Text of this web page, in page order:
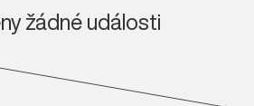
žádné události